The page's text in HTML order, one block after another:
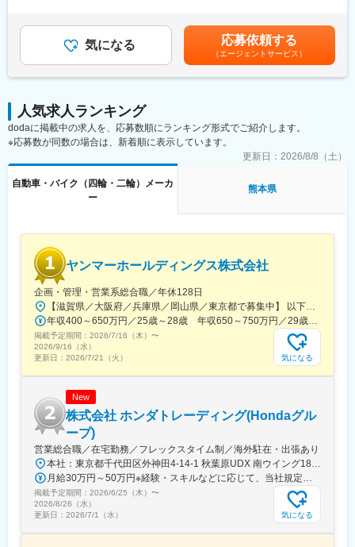
ものづくり企画開発、生産企画、完成車・システム・デザイン、
世界各生産拠点と協働するプロジェクト体制。
・国内外拠点との連携機会
・量産を見据えた開発プロセス
■キャリアパス
OJTで業務を習得後、スペシャリスト志向・マネジメント志向な
Hondaフィロソフィーのもと、環境・安全・魅力技術を軸に世界
の移動価値を創出しています。
変更の範囲：専門性や適性、会社ニーズなどを踏まえ、会社が定
める業務への配置転換を命じる場合がある
フラ構築を最重要課題として推進していく予定です。
今回入社いただく方にはこれらを具現化する中心メンバーとし
て、クラウド、サーバ領域の企画・設計・実装ならびに運用にお
社内やクラウド上で動くシステムの「サーバ・OS・クラウド基
盤」を安全、かつ安定して動かすための設計～運用を担当いただ
きます。
スキルやご希望に応じて以下のいずれか、または複数業務を担っ
また入社後の活躍次第で、他領域を含めて多岐にわたる領域へも
チャレンジいただけます。
基づいたOSの堅牢化 (不要サービスの停止、パッチ管理の自動
化、カーネルパラメータの最適化、等）ならびに標準化プロセス
の推進
・パブリッククラウドや仮想化基盤におけるアイデンティティ管
理（IAM）の設計やセキュリティ運用
・OS/ミドルウェア層の脆弱性検知後の修正アクショおよびフロー
構築
・メインフレームシステム等、レガシーシステムの見直しの企画/
設計/実装
・SaaS活用を含めたハイブリッドクラウド、クラウド間セキュリ
ティ強化の企画/設計/実装
・これら基盤システムの管理/効率化に向けた企画/設計/実装/運
用、継続的改善
・クラウドベンダやシステムベンダなどの協力会社との折衝/マネ
ジメント、等
変更の範囲：将来的に会社の定める全ての業務に配置転換の可能
金額であり、選考を通じて上下する可能性があります。月給(月額)
は固定手当を含めた表記です。
気になる 応募依頼する
（エージェントサービス）
人気求人ランキング
dodaに掲載中の求人を、応募数順にランキング形式でご紹介します。
※応募数が同数の場合は、新着順に表示しています。
更新日： 2026/8/8（土）
自動車・バイク（四輪・二輪）メーカ
ー
熊本県
ヤンマーホールディングス株式会社
企画・管理・営業系総合職／年休128日
【滋賀県／大阪府／兵庫県／岡山県／東京都で募集中】 以下のいずれかで勤務となります（配属先・ポジションにより異なります） ■大阪府大阪市北区茶屋町1-32 YANMAR FLYING-Y BUILDING ヤンマー大阪本社■東京都中央区八重洲2-1-1 YANMAR TOKYO ヤンマー東京支社■兵庫県尼崎市（ヤンマーパワーテクノロジー株式会社 尼崎工場内）■岡山県岡山市（ヤンマーアグリ株式会社 岡山工場）■滋賀県米原市梅ケ原2481（ヤンマー中央研究所）※配属先により出向案件（ヤンマーエネルギーシステム、ヤンマーアグリ、ヤンマーパワーテクノロジー等）となる場合がございます。勤務条件・待遇は出向元と同一です。
年収400～650万円／25歳～28歳 年収650～750万円／29歳～33歳
掲載予定期間： 2026/7/16（木） 〜
2026/9/16（水）
更新日： 2026/7/21（火） 気になる
New
株式会社 ホンダトレーディング(Hondaグル
ープ)
営業総合職／在宅勤務／フレックスタイム制／海外駐在・出張あり
本社：東京都千代田区外神田4-14-1 秋葉原UDX 南ウイング18階アクセス：JR・TX・日比谷線「秋葉原駅」より徒歩3分受動喫煙対策：屋内全面禁煙★リモートワーク利用率：30.6％（月の50％まで利用可能）★海外駐在率：20.4％（入社5年目までに50％以上が海外駐在・出張を経験）※どちらも2026年3月時点
月給30万円～50万円※経験・スキルなどに応じて、当社規定により決定します。
掲載予定期間： 2026/6/25（木） 〜
2026/8/26（水）
更新日： 2026/7/1（水） 気になる